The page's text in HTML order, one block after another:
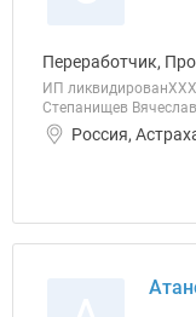
Переработчик,
ИП
Степанищев
Россия,